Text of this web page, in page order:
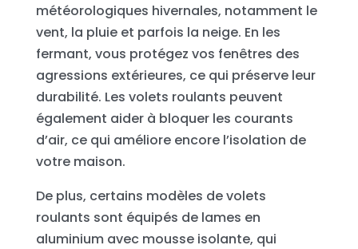
météorologiques hivernales, notamment le
vent, la pluie et parfois la neige. En les
fermant, vous protégez vos fenêtres des
agressions extérieures, ce qui préserve leur
durabilité. Les volets roulants peuvent
également aider à bloquer les courants
d’air, ce qui améliore encore l’isolation de
votre maison.
De plus, certains modèles de volets
roulants sont équipés de lames en
aluminium avec mousse isolante, qui